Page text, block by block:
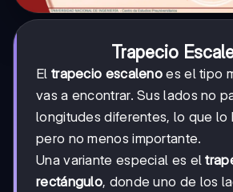
Trapecio
El trapecio escaleno es el tipo
vas a encontrar. Sus lados no
longitudes diferentes, lo que lo
pero no menos importante.
Una variante especial es el
rectángulo, donde uno de los